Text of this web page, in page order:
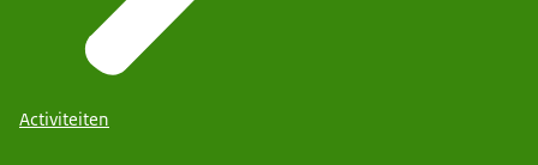
Activiteiten